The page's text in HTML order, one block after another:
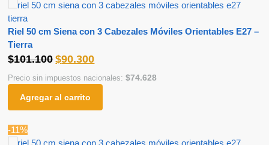
Riel 50 cm Siena con 3 Cabezales Móviles Orientables E27 –
Tierra
$101.100 $90.300
Precio sin impuestos nacionales:$74.628
Agregar al carrito
-11%